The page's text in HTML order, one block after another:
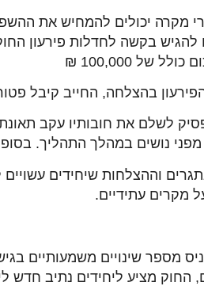
יכולים להמחיש את
הצליח להגיש בקשה לחדלות
בהצלחה, החייב קיבל
לשלם את חובותיו עקב
נושים במהלך התהליך.
וההצלחות שיחידים
מקרים עתידיים.
מספר שינויים משמעותיים
החוק מציע ליחידים נתיב חדש